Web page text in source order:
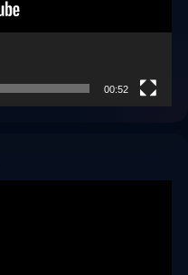
00:52